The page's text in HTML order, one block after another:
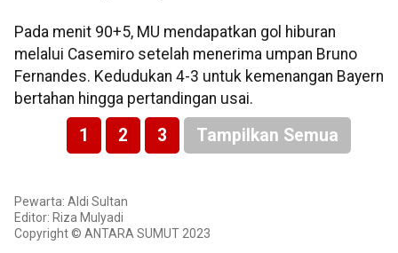
Pada menit 90+5, MU mendapatkan gol hiburan
melalui Casemiro setelah menerima umpan Bruno
Fernandes. Kedudukan 4-3 untuk kemenangan Bayern
bertahan hingga pertandingan usai.
1 2 3 Tampilkan Semua
Pewarta: Aldi Sultan
Editor: Riza Mulyadi
Copyright © ANTARA SUMUT 2023